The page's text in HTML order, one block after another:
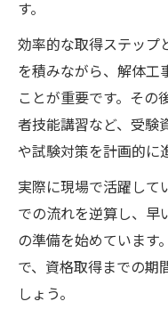
す。
効率的な取得ステップ
を積みながら、解体工
ことが重要です。その
者技能講習など、受験
や試験対策を計画的に
実際に現場で活躍して
での流れを逆算し、早
の準備を始めています
で、資格取得までの期
しょう。